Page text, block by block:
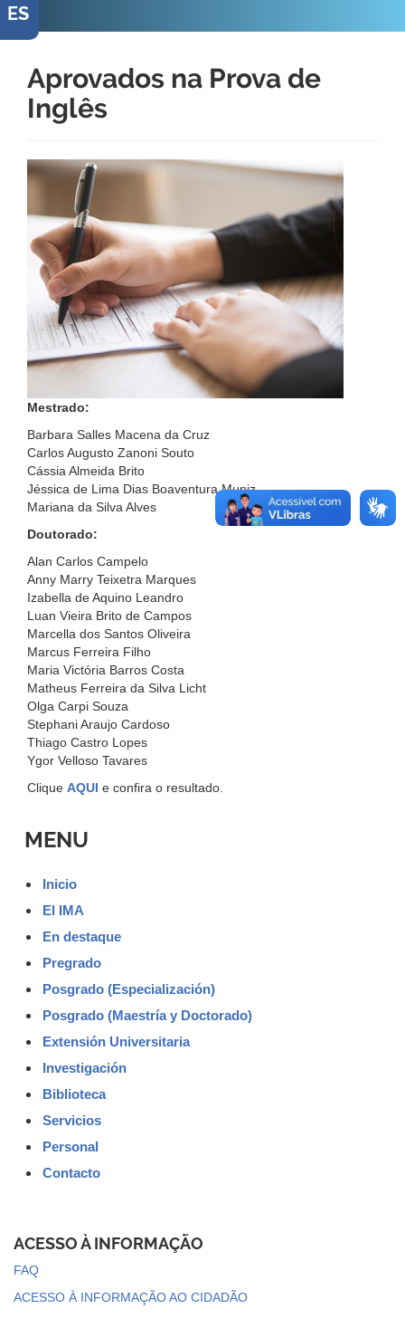
ES
Aprovados na Prova de
Inglês
Mestrado:
Barbara Salles Macena da Cruz
Carlos Augusto Zanoni Souto
Cássia Almeida Brito
Jéssica de Lima Dias Boaventura Muniz
Mariana da Silva Alves
Doutorado:
Alan Carlos Campelo
Anny Marry Teixetra Marques
Izabella de Aquino Leandro
Luan Vieira Brito de Campos
Marcella dos Santos Oliveira
Marcus Ferreira Filho
Maria Victória Barros Costa
Matheus Ferreira da Silva Licht
Olga Carpi Souza
Stephani Araujo Cardoso
Thiago Castro Lopes
Ygor Velloso Tavares
Clique AQUI e confira o resultado.
MENU
Inicio
El IMA
En destaque
Pregrado
Posgrado (Especialización)
Posgrado (Maestría y Doctorado)
Extensión Universitaria
Investigación
Biblioteca
Servicios
Personal
Contacto
ACESSO À INFORMAÇÃO
FAQ
ACESSO À INFORMAÇÃO AO CIDADÃO